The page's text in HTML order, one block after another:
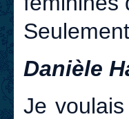
Danièle
Je